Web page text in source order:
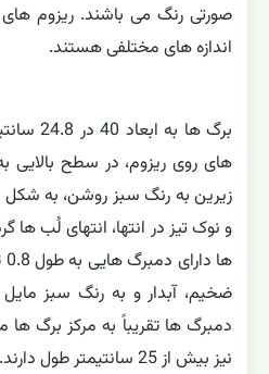
صورتی رنگ می باشند. ریزوم
اندازه های مختلفی هستند.
برگ ها
های روی ریزوم، در سطح
زیرین به رنگ سبز روشن، به شکل
و نوک تیز در انتها، انتهای لُب ها
ضخیم، آبدار و به رنگ سبز
دمبرگ ها تقریباً به مرکز برگ
نیز بیش از 25 سانتیمتر طول دارند.